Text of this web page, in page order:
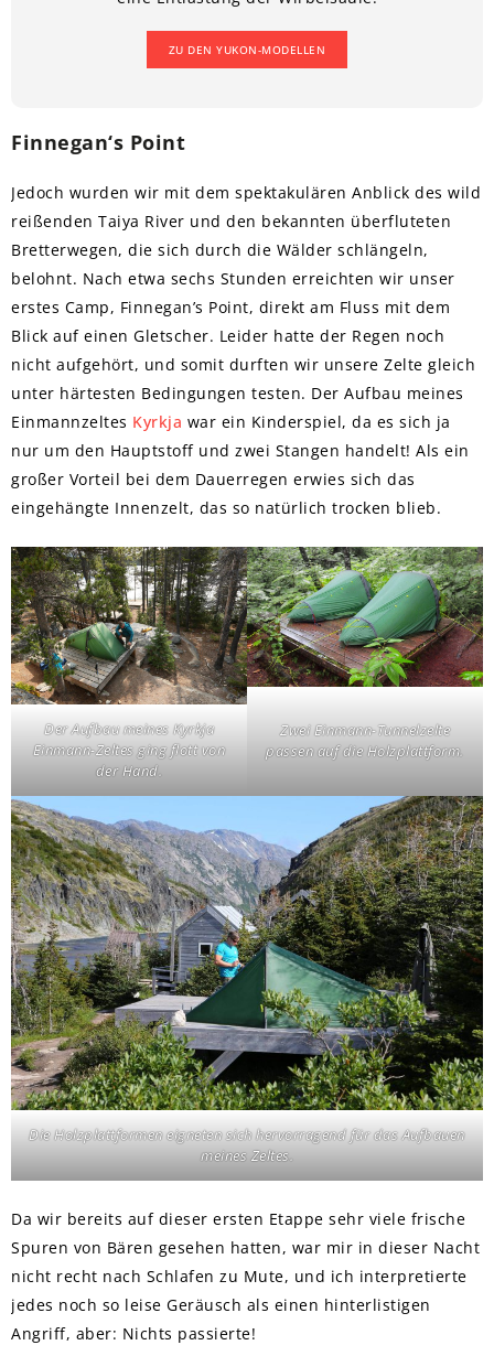
ZU DEN YUKON-MODELLEN
Finnegan‘s Point
Jedoch wurden wir mit dem spektakulären Anblick des wild
reißenden Taiya River und den bekannten überfluteten
Bretterwegen, die sich durch die Wälder schlängeln,
belohnt. Nach etwa sechs Stunden erreichten wir unser
erstes Camp, Finnegan’s Point, direkt am Fluss mit dem
Blick auf einen Gletscher. Leider hatte der Regen noch
nicht aufgehört, und somit durften wir unsere Zelte gleich
unter härtesten Bedingungen testen. Der Aufbau meines
Einmannzeltes Kyrkja war ein Kinderspiel, da es sich ja
nur um den Hauptstoff und zwei Stangen handelt! Als ein
großer Vorteil bei dem Dauerregen erwies sich das
eingehängte Innenzelt, das so natürlich trocken blieb.
Der Aufbau meines Kyrkja
Einmann-Zeltes ging flott von
der Hand.
Zwei Einmann-Tunnelzelte
passen auf die Holzplattform.
Die Holzplattformen eigneten sich hervorragend für das Aufbauen
meines Zeltes.
Da wir bereits auf dieser ersten Etappe sehr viele frische
Spuren von Bären gesehen hatten, war mir in dieser Nacht
nicht recht nach Schlafen zu Mute, und ich interpretierte
jedes noch so leise Geräusch als einen hinterlistigen
Angriff, aber: Nichts passierte!